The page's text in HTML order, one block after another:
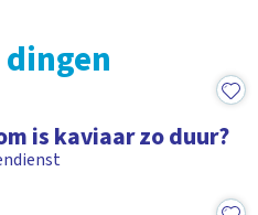
is kaviaar zo duur?